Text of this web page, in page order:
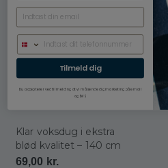
Klar voksdug i ekstra
blød kvalitet – 140 cm
69,00 kr.
Tilmeld dig
Du accepterer ved tilmelding at vi må sende dig marketing på email
og SMS.